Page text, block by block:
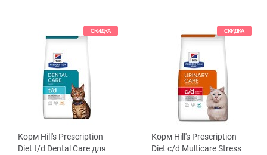
СКИДКА
Корм Hill's Prescription
Diet t/d Dental Care для
СКИДКА
Корм Hill's Prescription
Diet c/d Multicare Stress